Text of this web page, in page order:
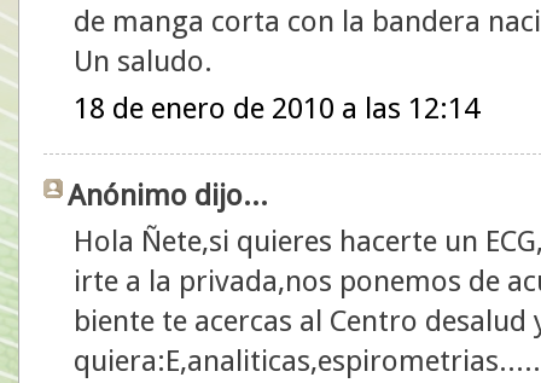
de manga corta con la bandera
Un saludo.
18 de enero de 2010 a las 12:14
Anónimo dijo...
Hola Ñete,si quieres hacerte un
irte a la privada,nos ponemos de
biente te acercas al Centro